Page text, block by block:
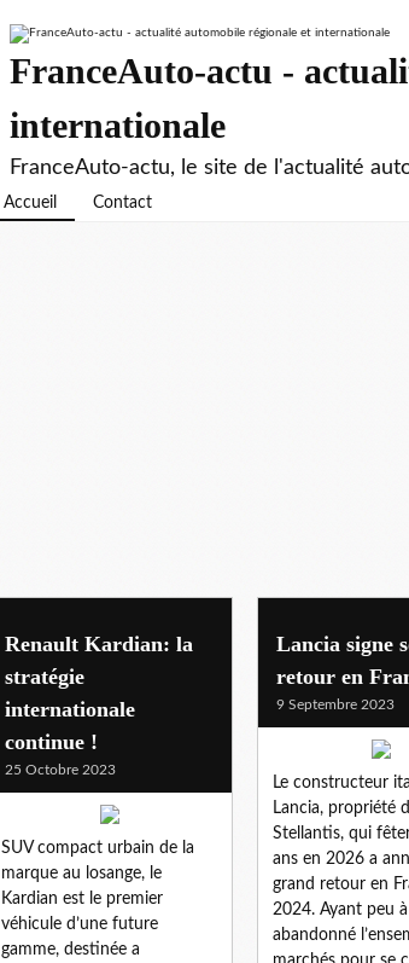
FranceAuto-actu -
internationale
FranceAuto-actu, le site de l'actualité
Accueil Contact
Renault Kardian: la
stratégie
internationale
continue !
25 Octobre 2023
SUV compact urbain de la
marque au losange, le
Kardian est le premier
véhicule d’une future
gamme, destinée a
Lancia signe
retour en
9 Septembre 2023
Le constructeur
Lancia, propriété
Stellantis, qui
ans en 2026 a
grand retour en
2024. Ayant peu
abandonné